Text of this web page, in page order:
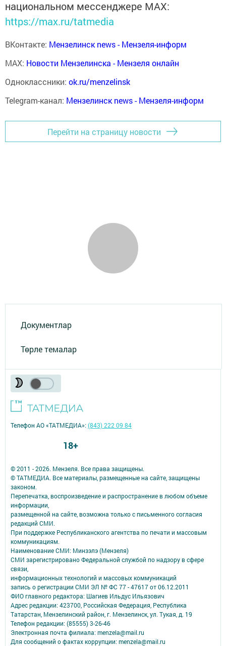
национальном мессенджере MАХ:
https://max.ru/tatmedia
ВКонтакте: Мензелинск news - Мензеля-информ
MAX: Новости Мензелинска - Мензеля онлайн
Одноклассники: ok.ru/menzelinsk
Telegram-канал: Мензелинск news - Мензеля-информ
Перейти на страницу новости
Документлар
Төрле темалар
© 2011 - 2026. Мензеля. Все права защищены.
© ТАТМЕДИА. Все материалы, размещенные на сайте, защищены
законом.
Перепечатка, воспроизведение и распространение в любом объеме
информации,
размещенной на сайте, возможна только с письменного согласия
редакций СМИ.
При поддержке Республиканского агентства по печати и массовым
коммуникациям.
Наименование СМИ: Минзэлэ (Мензеля)
СМИ зарегистрировано Федеральной службой по надзору в сфере
связи,
информационных технологий и массовых коммуникаций
запись о регистрации СМИ ЭЛ № ФС 77 - 47617 от 06.12.2011
ФИО главного редактора: Шагиев Ильдус Ильязович
Адрес редакции: 423700, Российская Федерация, Республика
Татарстан, Мензелинский район, г. Мензелинск, ул. Тукая, д. 19
Телефон редакции: (85555) 3-26-46
Электронная почта филиала: menzela@mail.ru
Для сообщений о фактах коррупции: menzela@mail.ru
Телефон АО «ТАТМЕДИА»:(843) 222 09 84
18+